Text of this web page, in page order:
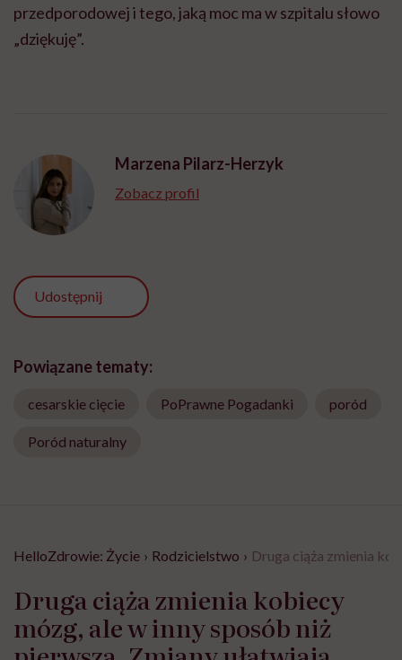
przedporodowej i tego, jaką moc ma w szpitalu słowo
„dziękuję”.
Marzena Pilarz-Herzyk
Zobacz profil
Udostępnij
Powiązane tematy:
cesarskie cięcie PoPrawne Pogadanki poród
Poród naturalny
HelloZdrowie: Życie › Rodzicielstwo › Druga ciąża zmienia
Druga ciąża zmienia kobiecy
mózg, ale w inny sposób niż